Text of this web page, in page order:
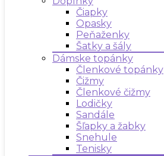
Čiapky
Opasky
Peňaženky
Šatky a šály
Dámske topánky
Členkové topánky
Čižmy
Členkové čižmy
Lodičky
Sandále
Šľapky a žabky
Snehule
Tenisky